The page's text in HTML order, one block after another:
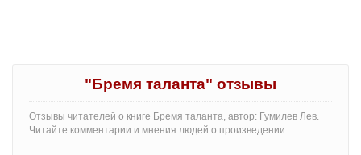
"Бремя таланта" отзывы
Отзывы читателей о книге Бремя таланта, автор: Гумилев Лев.
Читайте комментарии и мнения людей о произведении.